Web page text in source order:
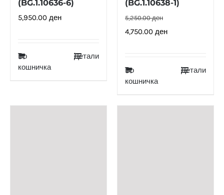
(BG.1.10636-6)
5,950.00 ден
Во
кошничка
Детали
(BG.1.10638-1)
5,250.00ден
Original
5,250.00 ден.
4,750.00 денCurrent
4,750.00 ден.
Во
кошничка
Детали